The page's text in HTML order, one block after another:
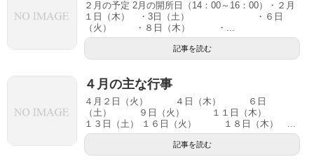
２月の予定 2月の開所日（14：00～16：00）・２月
１日（木） ・3日（土） ・６日
（火） ・８日（木） ・...
記事を読む
４月の主な行事
４月２日（火） ４日（木） ６日
（土） ９日（火） １１日（木）
１３日（土） １６日（火） １８日（木） ...
記事を読む